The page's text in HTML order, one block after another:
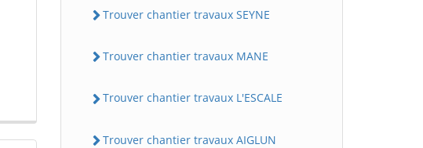
Trouver chantier travaux SEYNE
Trouver chantier travaux MANE
Trouver chantier travaux L'ESCALE
Trouver chantier travaux AIGLUN